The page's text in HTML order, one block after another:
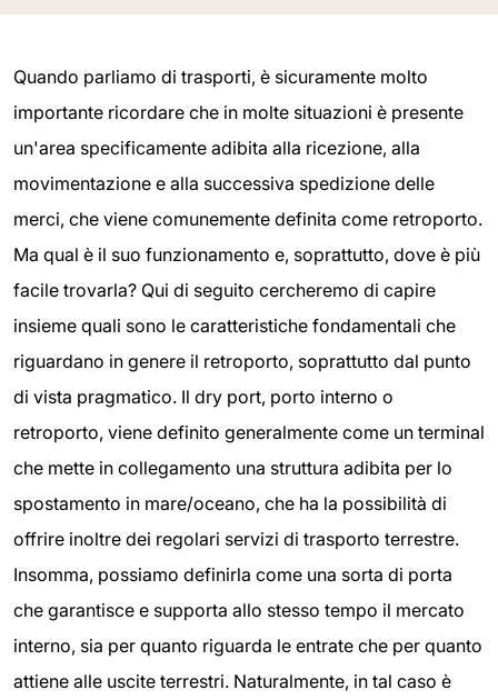
Quando parliamo di trasporti, è sicuramente molto
importante ricordare che in molte situazioni è presente
un'area specificamente adibita alla ricezione, alla
movimentazione e alla successiva spedizione delle
merci, che viene comunemente definita come retroporto.
Ma qual è il suo funzionamento e, soprattutto, dove è più
facile trovarla? Qui di seguito cercheremo di capire
insieme quali sono le caratteristiche fondamentali che
riguardano in genere il retroporto, soprattutto dal punto
di vista pragmatico. Il dry port, porto interno o
retroporto, viene definito generalmente come un terminal
che mette in collegamento una struttura adibita per lo
spostamento in mare/oceano, che ha la possibilità di
offrire inoltre dei regolari servizi di trasporto terrestre.
Insomma, possiamo definirla come una sorta di porta
che garantisce e supporta allo stesso tempo il mercato
interno, sia per quanto riguarda le entrate che per quanto
attiene alle uscite terrestri. Naturalmente, in tal caso è